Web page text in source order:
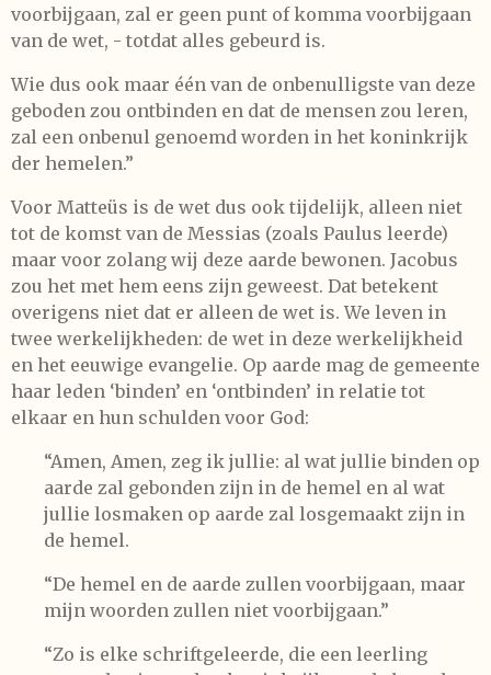
voorbijgaan, zal er geen punt of komma voorbijgaan
van de wet, - totdat alles gebeurd is.
Wie dus ook maar één van de onbenulligste van deze
geboden zou ontbinden en dat de mensen zou leren,
zal een onbenul genoemd worden in het koninkrijk
der hemelen.”
Voor Matteüs is de wet dus ook tijdelijk, alleen niet
tot de komst van de Messias (zoals Paulus leerde)
maar voor zolang wij deze aarde bewonen. Jacobus
zou het met hem eens zijn geweest. Dat betekent
overigens niet dat er alleen de wet is. We leven in
twee werkelijkheden: de wet in deze werkelijkheid
en het eeuwige evangelie. Op aarde mag de gemeente
haar leden ‘binden’ en ‘ontbinden’ in relatie tot
elkaar en hun schulden voor God:
“Amen, Amen, zeg ik jullie: al wat jullie binden op
aarde zal gebonden zijn in de hemel en al wat
jullie losmaken op aarde zal losgemaakt zijn in
de hemel.
“De hemel en de aarde zullen voorbijgaan, maar
mijn woorden zullen niet voorbijgaan.”
“Zo is elke schriftgeleerde, die een leerling